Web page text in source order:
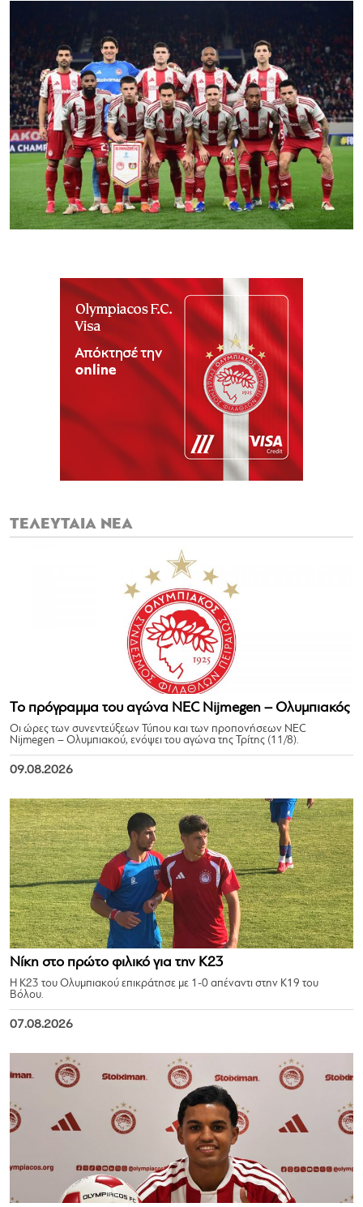
ΤΕΛΕΥΤΑΙΑ ΝΕΑ
Το πρόγραμμα του αγώνα NEC Nijmegen – Ολυμπιακός
Οι ώρες των συνεντεύξεων Τύπου και των προπονήσεων NEC
Nijmegen – Ολυμπιακού, ενόψει του αγώνα της Τρίτης (11/8).
09.08.2026
Νίκη στο πρώτο φιλικό για την Κ23
Η Κ23 του Ολυμπιακού επικράτησε με 1-0 απέναντι στην Κ19 του
Βόλου.
07.08.2026